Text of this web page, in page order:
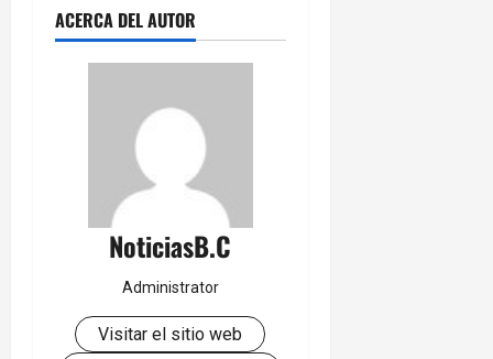
ACERCA DEL AUTOR
NoticiasB.C
Administrator
Visitar el sitio web